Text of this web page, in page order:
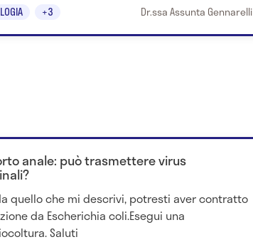
+3 Dr.ssa Assunta Gennarelli
anale: può trasmettere virus
quello che mi descrivi, potresti aver contratto
da Escherichia coli.Esegui una
Saluti